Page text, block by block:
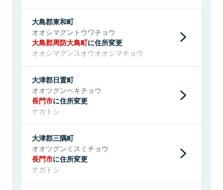
大島郡東和町
オオシマグントウワチョウ
大島郡周防大島町に住所変更
オオシマグンスオウオオシマチョウ
大津郡日置町
オオツグンヘキチョウ
長門市に住所変更
ナガトシ
大津郡三隅町
オオツグンミスミチョウ
長門市に住所変更
ナガトシ